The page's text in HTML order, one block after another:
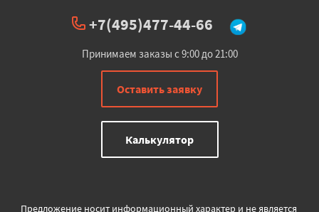
+7(495)477-44-66
Принимаем заказы с 9:00 до 21:00
Оставить заявку
Калькулятор
Предложение носит информационный характер и не является